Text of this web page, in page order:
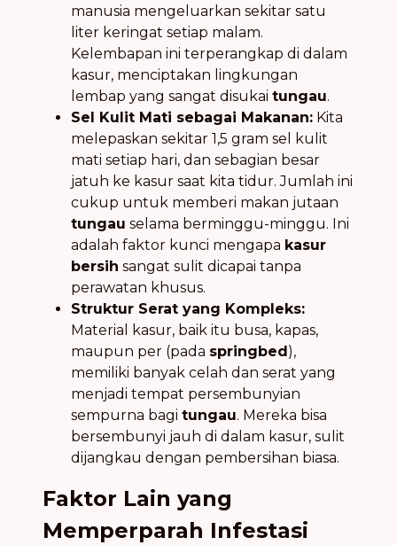
manusia mengeluarkan sekitar satu
liter keringat setiap malam.
Kelembapan ini terperangkap di dalam
kasur, menciptakan lingkungan
lembap yang sangat disukai tungau.
Sel Kulit Mati sebagai Makanan: Kita
melepaskan sekitar 1,5 gram sel kulit
mati setiap hari, dan sebagian besar
jatuh ke kasur saat kita tidur. Jumlah ini
cukup untuk memberi makan jutaan
tungau selama berminggu-minggu. Ini
adalah faktor kunci mengapa kasur
bersih sangat sulit dicapai tanpa
perawatan khusus.
Struktur Serat yang Kompleks:
Material kasur, baik itu busa, kapas,
maupun per (pada springbed),
memiliki banyak celah dan serat yang
menjadi tempat persembunyian
sempurna bagi tungau. Mereka bisa
bersembunyi jauh di dalam kasur, sulit
dijangkau dengan pembersihan biasa.
Faktor Lain yang
Memperparah Infestasi